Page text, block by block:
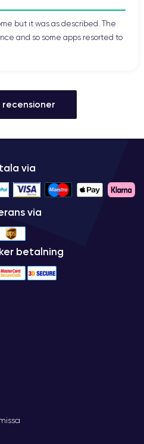
but it was as described. The
and so some apps resorted to
recensioner
via
via
betalning